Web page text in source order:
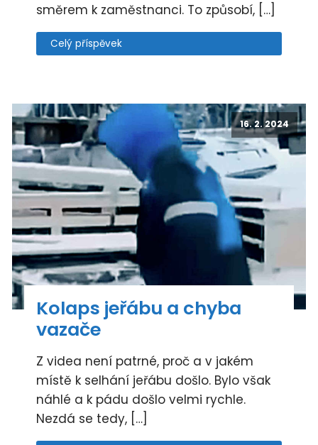
směrem k zaměstnanci. To způsobí, […]
Celý příspěvek
16. 2. 2024
Kolaps jeřábu a chyba
vazače
Z videa není patrné, proč a v jakém
místě k selhání jeřábu došlo. Bylo však
náhlé a k pádu došlo velmi rychle.
Nezdá se tedy, […]